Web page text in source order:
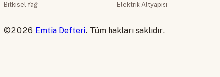
Bitkisel Yağ
Elektrik Altyapısı
©2026 Emtia Defteri. Tüm hakları saklıdır.